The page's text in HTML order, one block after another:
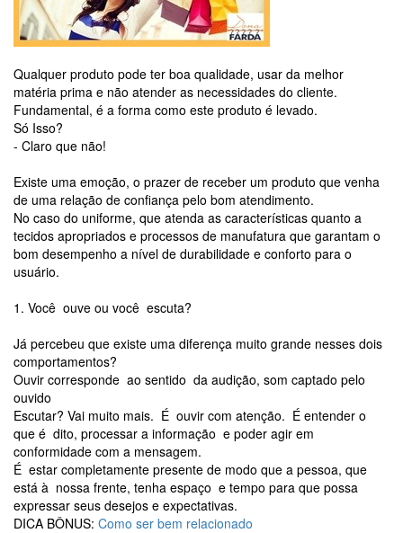
Qualquer produto pode ter boa qualidade, usar da melhor
matéria prima e não atender as necessidades do cliente.
Fundamental, é a forma como este produto é levado.
Só Isso?
- Claro que não!
Existe uma emoção, o prazer de receber um produto que venha
de uma relação de confiança pelo bom atendimento.
No caso do uniforme, que atenda as características quanto a
tecidos apropriados e processos de manufatura que garantam o
bom desempenho a nível de durabilidade e conforto para o
usuário.
1. Você ouve ou você escuta?
Já percebeu que existe uma diferença muito grande nesses dois
comportamentos?
Ouvir corresponde ao sentido da audição, som captado pelo
ouvido
Escutar? Vai muito mais. É ouvir com atenção. É entender o
que é dito, processar a informação e poder agir em
conformidade com a mensagem.
É estar completamente presente de modo que a pessoa, que
está à nossa frente, tenha espaço e tempo para que possa
expressar seus desejos e expectativas.
DICA BÔNUS: Como ser bem relacionado